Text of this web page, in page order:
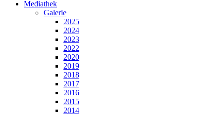
Mediathek
Galerie
2025
2024
2023
2022
2020
2019
2018
2017
2016
2015
2014